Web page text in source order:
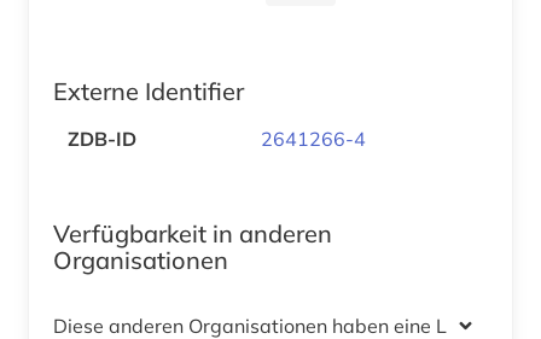
Externe Identifier
ZDB-ID 2641266-4
Verfügbarkeit in anderen
Organisationen
Diese anderen Organisationen haben eine Lizenz